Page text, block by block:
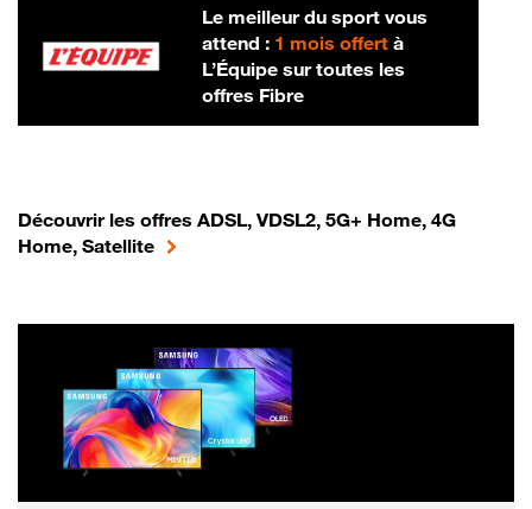
Le meilleur du sport vous
attend : 1 mois offertà
L’Équipe sur toutes les
offres Fibre
Découvrir les offres ADSL, VDSL2, 5G+ Home, 4G
Home, Satellite